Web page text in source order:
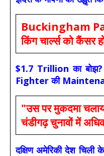
Buckingham
किंग चार्ल्स को कैंसर
$1.7 Trillion का बोझ?
Fighter की
"उस पर मुकदमा
चंडीगढ़ चुनावों में
दक्षिण अमेरिकी देश